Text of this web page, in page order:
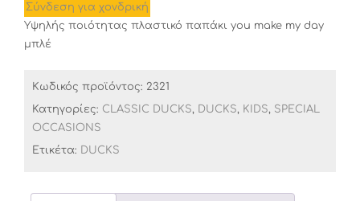
Σύνδεση για χονδρική
Υψηλής ποιότητας πλαστικό παπάκι you make my day
μπλέ
Κωδικός προϊόντος: 2321
Κατηγορίες: CLASSIC DUCKS, DUCKS, KIDS, SPECIAL
OCCASIONS
Ετικέτα: DUCKS